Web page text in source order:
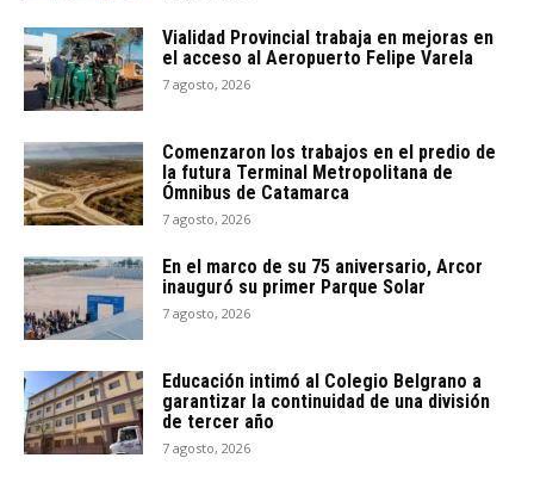
Vialidad Provincial trabaja en mejoras en
el acceso al Aeropuerto Felipe Varela
7 agosto, 2026
Comenzaron los trabajos en el predio de
la futura Terminal Metropolitana de
Ómnibus de Catamarca
7 agosto, 2026
En el marco de su 75 aniversario, Arcor
inauguró su primer Parque Solar
7 agosto, 2026
Educación intimó al Colegio Belgrano a
garantizar la continuidad de una división
de tercer año
7 agosto, 2026